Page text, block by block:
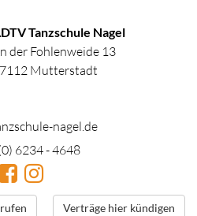
Tanzschule Nagel
der Fohlenweide 13
Mutterstadt
-nagel.de
6234 - 4648
Verträge hier kündigen